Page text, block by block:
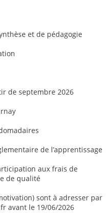
et de pédagogie
de septembre 2026
de l’apprentissage
aux frais de
de qualité
sont à adresser par
avant le 19/06/2026